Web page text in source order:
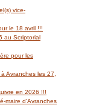
vice-
le 18 avril !!!
au Scriptorial
pour les
Avranches les 27,
en 2026 !!!
maire d'Avranches